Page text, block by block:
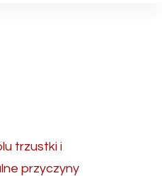
trzustki i
przyczyny